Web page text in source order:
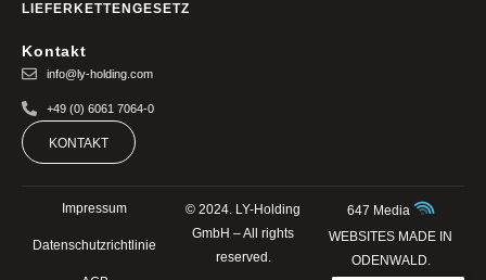
LIEFERKETTENGESETZ
Kontakt
info@ly-holding.com
+49 (0) 6061 7064-0
KONTAKT
Impressum
Datenschutzrichtlinie
© 2024. LY-Holding
GmbH – All rights
reserved.
647 Media
WEBSITES MADE IN
ODENWALD.